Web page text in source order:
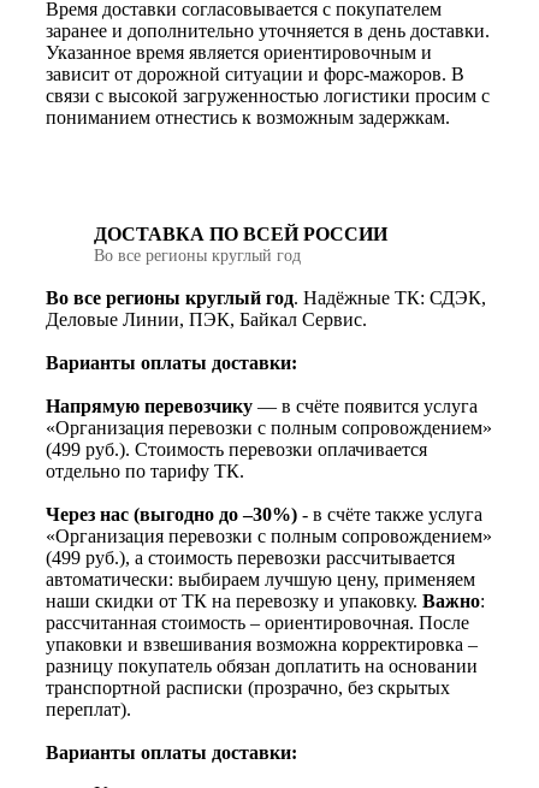
Время доставки согласовывается с покупателем
заранее и дополнительно уточняется в день доставки.
Указанное время является ориентировочным и
зависит от дорожной ситуации и форс-мажоров. В
связи с высокой загруженностью логистики просим с
пониманием отнестись к возможным задержкам.
ДОСТАВКА ПО ВСЕЙ РОССИИ
Во все регионы круглый год
Во все регионы круглый год. Надёжные ТК: СДЭК,
Деловые Линии, ПЭК, Байкал Сервис.
Варианты оплаты доставки:
Напрямую перевозчику — в счёте появится услуга
«Организация перевозки с полным сопровождением»
(499 руб.). Стоимость перевозки оплачивается
отдельно по тарифу ТК.
Через нас (выгодно до –30%) - в счёте также услуга
«Организация перевозки с полным сопровождением»
(499 руб.), а стоимость перевозки рассчитывается
автоматически: выбираем лучшую цену, применяем
наши скидки от ТК на перевозку и упаковку. Важно:
рассчитанная стоимость – ориентировочная. После
упаковки и взвешивания возможна корректировка –
разницу покупатель обязан доплатить на основании
транспортной расписки (прозрачно, без скрытых
переплат).
Варианты оплаты доставки: